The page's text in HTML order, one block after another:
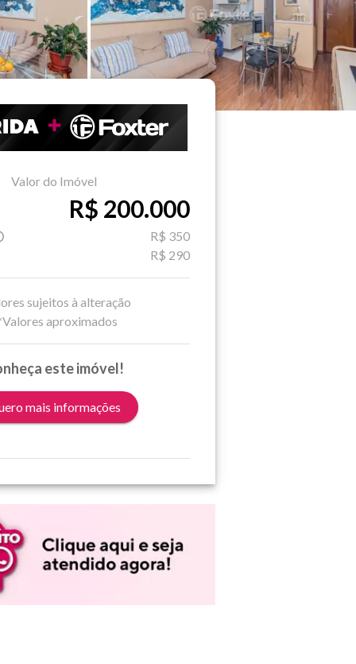
Valor do Imóvel
R$ 200.000
R$ 350
R$ 290
sujeitos à alteração
aproximados
este imóvel!
mais informações